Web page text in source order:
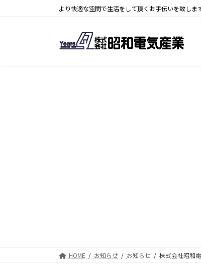
より快適な空間で生活をして頂くお手伝いを致しま
HOME お知らせ お知らせ 株式会社昭和